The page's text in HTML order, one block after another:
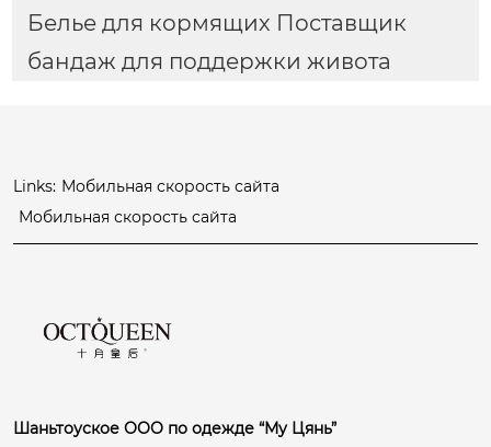
Белье для кормящих Поставщик
бандаж для поддержки живота
Links: Мобильная скорость сайта
Мобильная скорость сайта
Шаньтоуское ООО по одежде “Му Цянь”